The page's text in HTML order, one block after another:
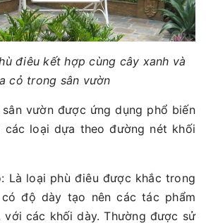
điêu kết hợp cùng cây xanh và
cỏ trong sân vườn
vườn được ứng dụng phổ biến
các loại dựa theo đường nét khối
Là loại phù điêu được khắc trong
độ dày tạo nên các tác phẩm
với các khối dày. Thường được sử